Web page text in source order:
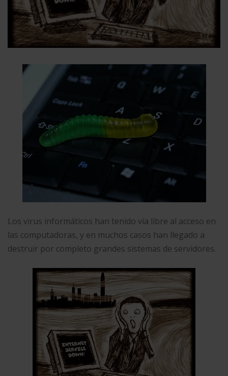
Los virus informáticos han tenido vía libre al acceso en
las computadoras, y en muchos casos han llegado a
destruir por completo grandes sistemas de servidores.